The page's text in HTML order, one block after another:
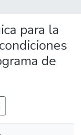
para la
de